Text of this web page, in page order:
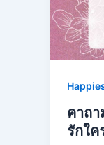
คาถ
รักใ